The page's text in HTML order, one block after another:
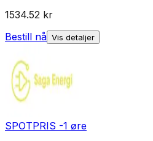
1534.52 kr
Bestill nå Vis detaljer
SPOTPRIS -1 øre